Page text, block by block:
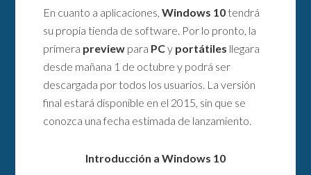
En cuanto a aplicaciones,Windows 10 tendrá
su propia tienda de software. Por lo pronto, la
primera preview para PCy portátiles llegara
desde mañana 1 de octubre y podrá ser
descargada por todos los usuarios. La versión
final estará disponible en el 2015, sin que se
conozca una fecha estimada de lanzamiento.
Introducción a Windows 10